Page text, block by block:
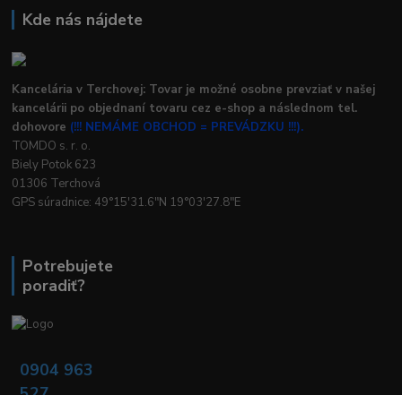
Kde nás nájdete
Kancelária v Terchovej: Tovar je možné osobne prevziať v našej
kancelárii po objednaní tovaru cez e-shop a následnom tel.
dohovore (!!! NEMÁME OBCHOD = PREVÁDZKU !!!).
TOMDO s. r. o.
Biely Potok 623
01306 Terchová
GPS súradnice: 49°15'31.6"N 19°03'27.8"E
Potrebujete
poradiť?
0904 963